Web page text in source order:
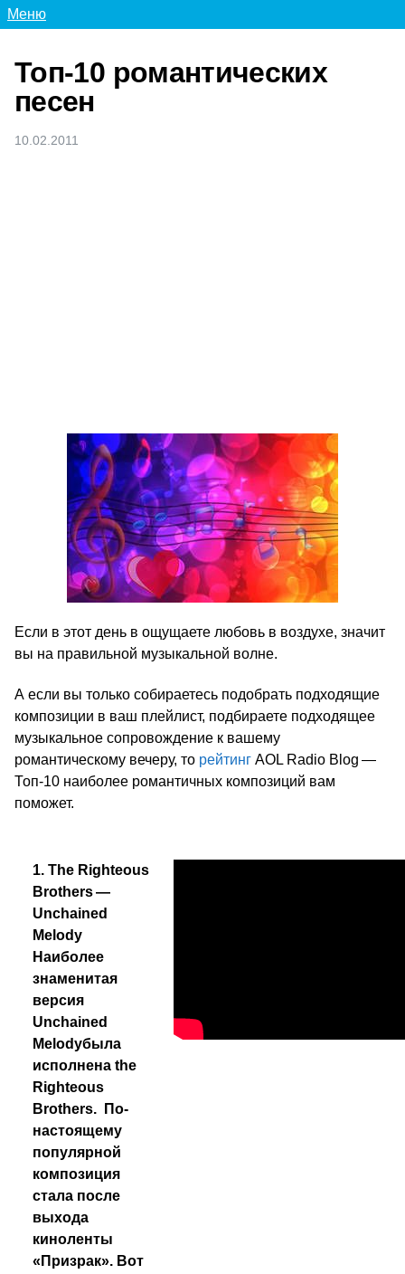
Меню
Топ-10 романтических
песен
10.02.2011
Если в этот день в ощущаете любовь в воздухе, значит
вы на правильной музыкальной волне.
А если вы только собираетесь подобрать подходящие
композиции в ваш плейлист, подбираете подходящее
музыкальное сопровождение к вашему
романтическому вечеру, то рейтинг AOL Radio Blog —
Топ-10 наиболее романтичных композиций вам
поможет.
1. The Righteous
Brothers —
Unchained
Melody
Наиболее
знаменитая
версия
Unchained
Melodyбыла
исполнена the
Righteous
Brothers.
По-
настоящему
популярной
композиция
стала после
выхода
киноленты
«Призрак». Вот